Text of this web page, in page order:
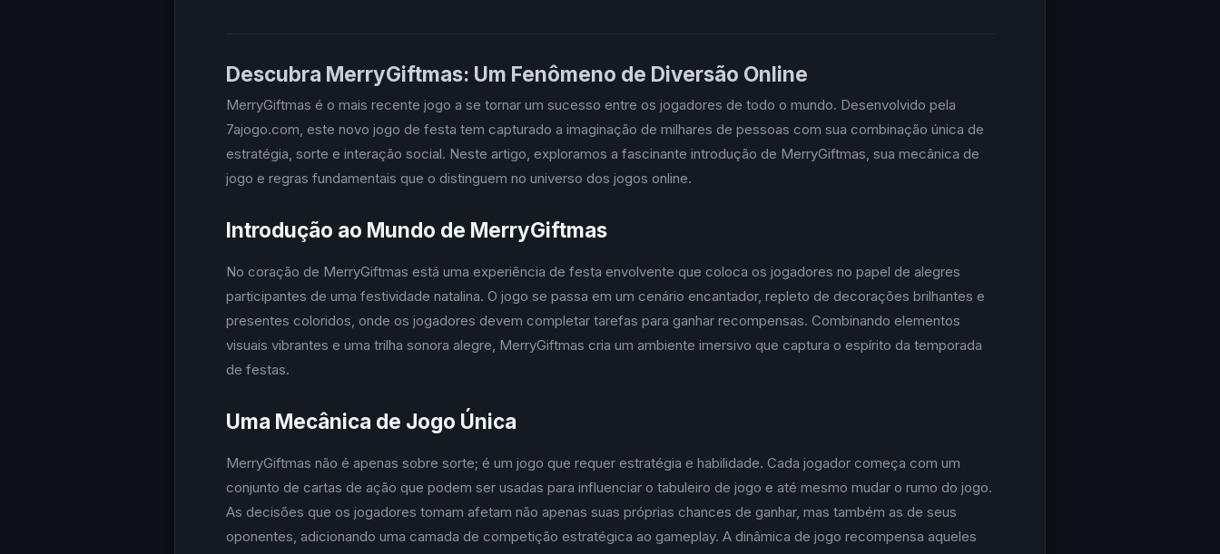
Descubra MerryGiftmas: Um Fenômeno de Diversão Online
MerryGiftmas é o mais recente jogo a se tornar um sucesso entre os jogadores de todo o mundo. Desenvolvido pela
7ajogo.com, este novo jogo de festa tem capturado a imaginação de milhares de pessoas com sua combinação única de
estratégia, sorte e interação social. Neste artigo, exploramos a fascinante introdução de MerryGiftmas, sua mecânica de
jogo e regras fundamentais que o distinguem no universo dos jogos online.
Introdução ao Mundo de MerryGiftmas
No coração de MerryGiftmas está uma experiência de festa envolvente que coloca os jogadores no papel de alegres
participantes de uma festividade natalina. O jogo se passa em um cenário encantador, repleto de decorações brilhantes e
presentes coloridos, onde os jogadores devem completar tarefas para ganhar recompensas. Combinando elementos
visuais vibrantes e uma trilha sonora alegre, MerryGiftmas cria um ambiente imersivo que captura o espírito da temporada
de festas.
Uma Mecânica de Jogo Única
MerryGiftmas não é apenas sobre sorte; é um jogo que requer estratégia e habilidade. Cada jogador começa com um
conjunto de cartas de ação que podem ser usadas para influenciar o tabuleiro de jogo e até mesmo mudar o rumo do jogo.
As decisões que os jogadores tomam afetam não apenas suas próprias chances de ganhar, mas também as de seus
oponentes, adicionando uma camada de competição estratégica ao gameplay. A dinâmica de jogo recompensa aqueles